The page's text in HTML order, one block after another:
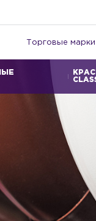
Торговые марки